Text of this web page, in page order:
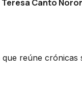
Canto
que reúne crónicas